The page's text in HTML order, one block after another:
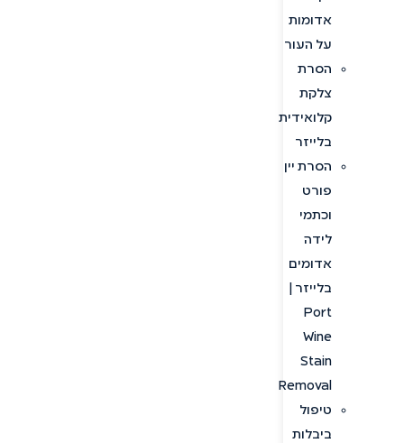
אדומות
על העור
הסרת
צלקת
קלואידית
בלייזר
הסרת יין
פורט
וכתמי
לידה
אדומים
בלייזר |
Port
Wine
Stain
Removal
טיפול
ביבלות